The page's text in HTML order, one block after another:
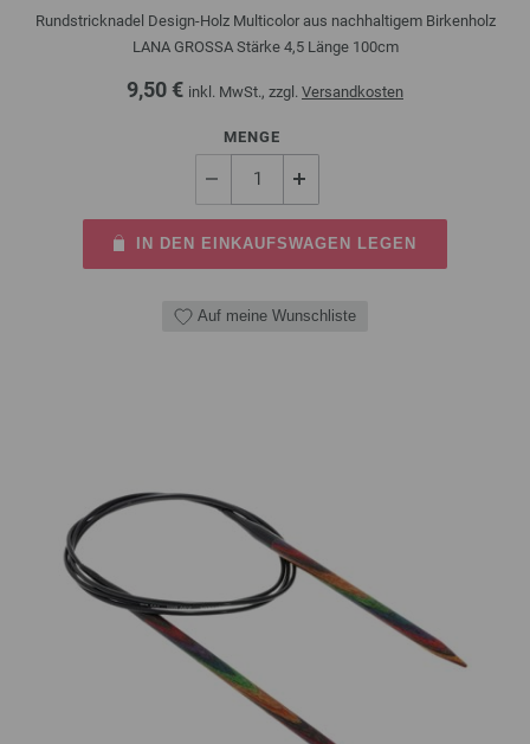
Rundstricknadel Design-Holz Multicolor aus nachhaltigem Birkenholz
LANA GROSSA Stärke 4,5 Länge 100cm
9,50 € inkl. MwSt., zzgl. Versandkosten
MENGE
IN DEN EINKAUFSWAGEN LEGEN
Auf meine Wunschliste